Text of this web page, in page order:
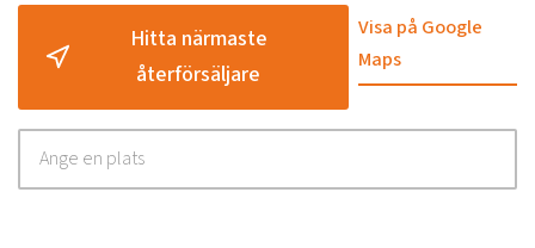
Hitta närmaste
återförsäljare
Visa på Google
Maps